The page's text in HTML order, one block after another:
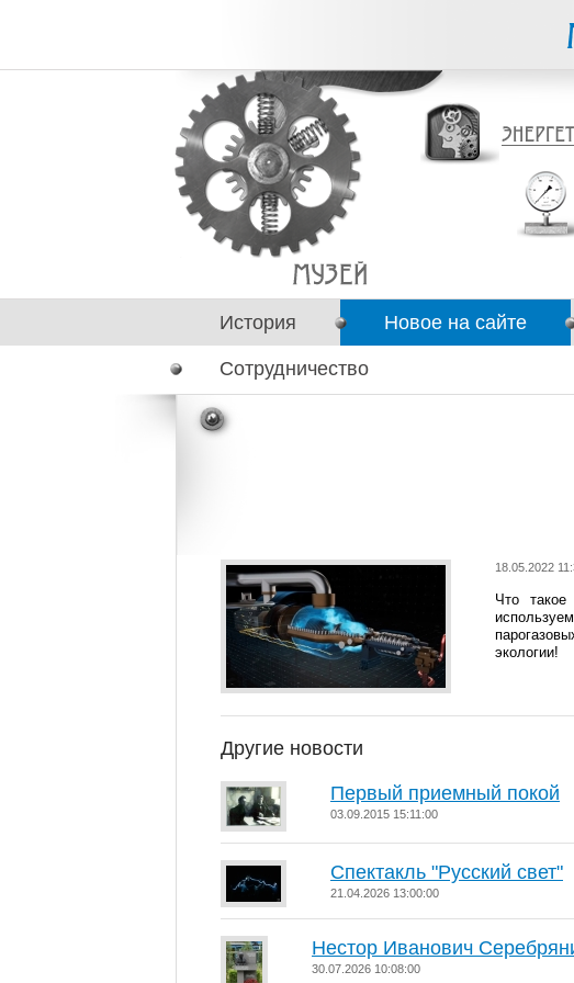
История Новое на сайте
Сотрудничество
18.05.2022
Что
экологии!
Другие новости
Первый приемный покой
03.09.2015 15:11:00
Спектакль "Русский свет"
21.04.2026 13:00:00
Нестор Иванович
30.07.2026 10:08:00